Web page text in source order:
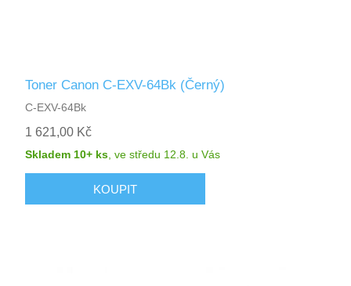
Toner Canon C-EXV-64Bk (Černý)
C-EXV-64Bk
1 621,00 Kč
Skladem 10+ ks,ve středu 12.8. u Vás